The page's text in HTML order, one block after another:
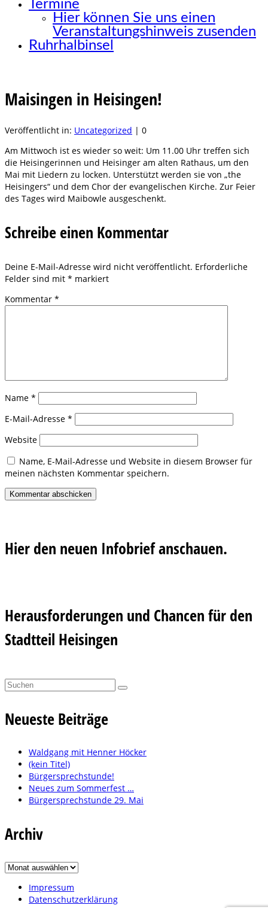
Termine
Hier können Sie uns einen
Veranstaltungshinweis zusenden
Ruhrhalbinsel
Maisingen in Heisingen!
Veröffentlicht in: Uncategorized | 0
Am Mittwoch ist es wieder so weit: Um 11.00 Uhr treffen sich
die Heisingerinnen und Heisinger am alten Rathaus, um den
Mai mit Liedern zu locken. Unterstützt werden sie von „the
Heisingers“ und dem Chor der evangelischen Kirche. Zur Feier
des Tages wird Maibowle ausgeschenkt.
Schreibe einen Kommentar
Deine E-Mail-Adresse wird nicht veröffentlicht. Erforderliche
Felder sind mit * markiert
Kommentar *
Name *
E-Mail-Adresse *
Website
Name, E-Mail-Adresse und Website in diesem Browser für
meinen nächsten Kommentar speichern.
Hier den neuen Infobrief anschauen.
Herausforderungen und Chancen für den
Stadtteil Heisingen
Suchen
Neueste Beiträge
Waldgang mit Henner Höcker
(kein Titel)
Bürgersprechstunde!
Neues zum Sommerfest …
Bürgersprechstunde 29. Mai
Archiv
Archiv
Impressum
Datenschutzerklärung